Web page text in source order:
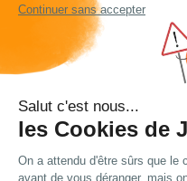
Un
deux
Sac de
Poids